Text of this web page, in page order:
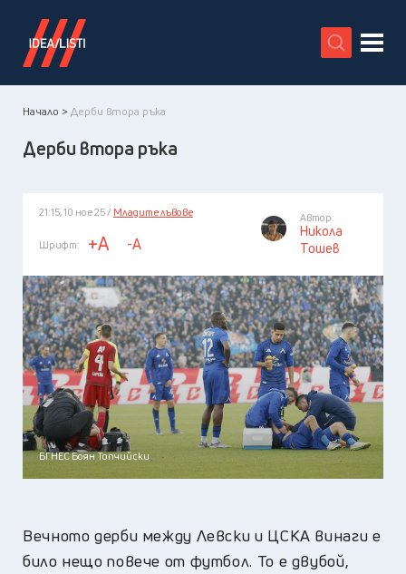
X
Начало >Дерби втора ръка
Дерби втора ръка
21:15, 10 ное 25 / Младите лъвове
Шрифт: +A -A
Автор:
Никола
Тошев
БГНЕС Боян Топчийски
Вечното дерби между Левски и ЦСКА винаги е
било нещо повече от футбол. То е двубой,